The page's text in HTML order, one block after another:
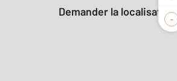
-
Demander la localisation